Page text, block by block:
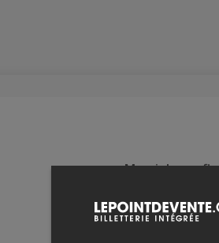
Merci de